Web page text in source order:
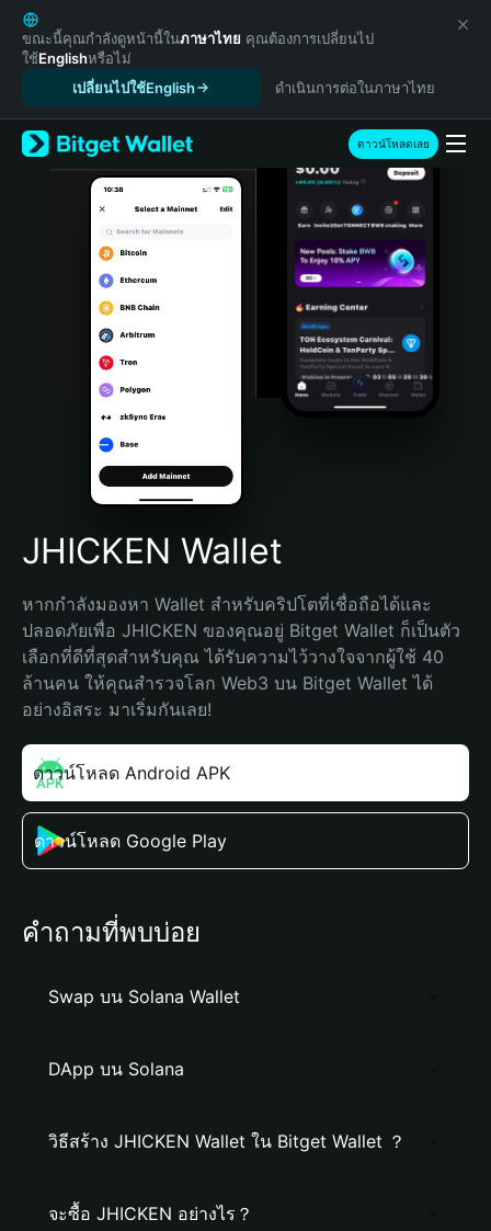
English
日本語
Tiếng Việt
Español (Latinoamérica)
Türkçe
Italiano
Português (Portugal)
Bahasa Indonesia
Português (Brasil)
Español (Argentina)
ขณะนี้คุณกำลังดูหน้านี้ในภาษาไทย คุณต้องการเปลี่ยนไป
ใช้Englishหรือไม่
เปลี่ยนไปใช้English
ดำเนินการต่อในภาษาไทย
ดาวน์โหลดเลย
JHICKEN Wallet
หากกำลังมองหา Wallet สำหรับคริปโตที่เชื่อถือได้และ
ปลอดภัยเพื่อ JHICKEN ของคุณอยู่ Bitget Wallet ก็เป็นตัว
เลือกที่ดีที่สุดสำหรับคุณ ได้รับความไว้วางใจจากผู้ใช้ 40
ล้านคน ให้คุณสำรวจโลก Web3 บน Bitget Wallet ได้
อย่างอิสระ มาเริ่มกันเลย!
ดาวน์โหลด Android APK
ดาวน์โหลด Google Play
คำถามที่พบบ่อย
Swap บน Solana Wallet
DApp บน Solana
วิธีสร้าง JHICKEN Wallet ใน Bitget Wallet ？
จะซื้อ JHICKEN อย่างไร？